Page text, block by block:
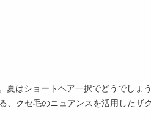
夏はショートヘア一択でどうでしょ
、クセ毛のニュアンスを活用したザ